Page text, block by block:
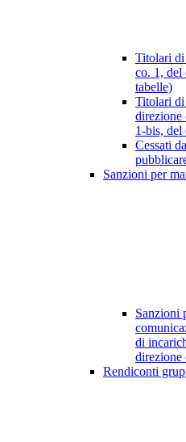
Titolari
co. 1, del
tabelle)
Titolari di
direzione
1-bis, del
Cessati
Sanzioni per
Sanzioni
di
direzione
Rendiconti